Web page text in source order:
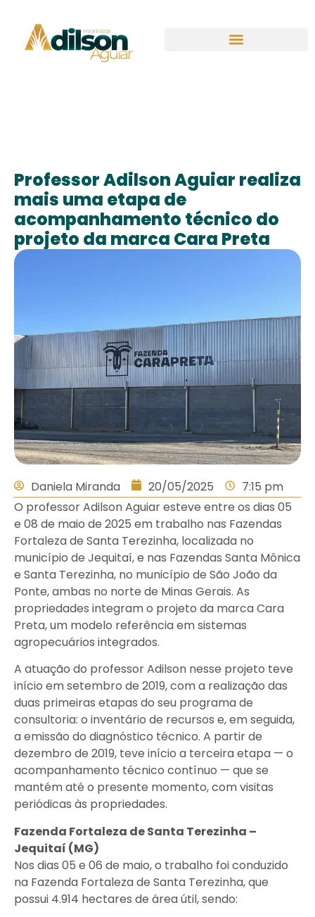
Professor Adilson Aguiar realiza
mais uma etapa de
acompanhamento técnico do
projeto da marca Cara Preta
Daniela Miranda 20/05/2025
7:15 pm
O professor Adilson Aguiar esteve entre os dias 05
e 08 de maio de 2025 em trabalho nas Fazendas
Fortaleza de Santa Terezinha, localizada no
município de Jequitaí, e nas Fazendas Santa Mônica
e Santa Terezinha, no município de São João da
Ponte, ambas no norte de Minas Gerais. As
propriedades integram o projeto da marca Cara
Preta, um modelo referência em sistemas
agropecuários integrados.
A atuação do professor Adilson nesse projeto teve
início em setembro de 2019, com a realização das
duas primeiras etapas do seu programa de
consultoria: o inventário de recursos e, em seguida,
a emissão do diagnóstico técnico. A partir de
dezembro de 2019, teve início a terceira etapa — o
acompanhamento técnico contínuo — que se
mantém até o presente momento, com visitas
periódicas às propriedades.
Fazenda Fortaleza de Santa Terezinha –
Jequitaí (MG)
Nos dias 05 e 06 de maio, o trabalho foi conduzido
na Fazenda Fortaleza de Santa Terezinha, que
possui 4.914 hectares de área útil, sendo: